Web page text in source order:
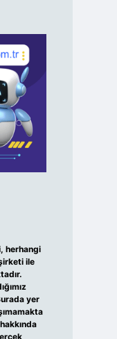
herhangi
ile
yer